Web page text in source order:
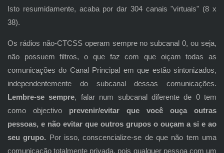
Isto resumidamente, acaba por dar 304 canais "virtuais" (8 x
38).
Os rádios não-CTCSS operam sempre no subcanal 0, ou seja,
não possuem filtros, o que faz com que oiçam todas as
comunicações do Canal Principal em que estão sintonizados,
independentemente do subcanal dessas comunicações.
Lembre-se sempre, falar num subcanal diferente de 0 tem
como objectivo prevenir/evitar que você ouça outras
pessoas, e não evitar que outros grupos o ouçam a si e ao
seu grupo. Por isso, conscencialize-se de que não tem uma
comunicação totalmente privada, pois qualquer pessoa com um